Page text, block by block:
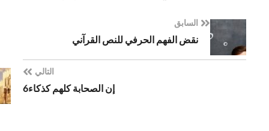
السابق
نقض الفهم الحرفي للنص القرآني
إن الصحابة كلهم كذكاء6